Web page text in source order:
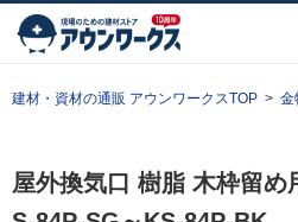
建材・資材の通販 アウンワークスTOP 金
屋外換気口 樹脂 木枠留